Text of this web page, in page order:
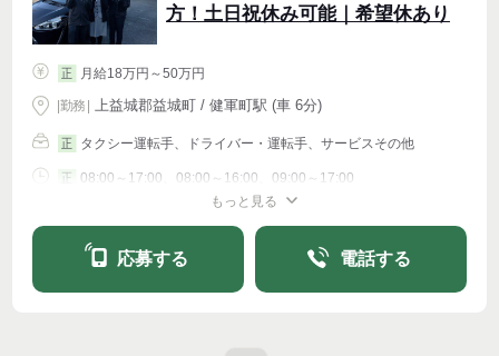
方！土日祝休み可能｜希望休あり
正 月給18万円～50万円
|勤務 上益城郡益城町 / 健軍町駅 (車 6分)
正 タクシー運転手、ドライバー・運転手、サービスその他
正 08:00～17:00、08:00～16:00、09:00～17:00
もっと見る
応募する 電話する